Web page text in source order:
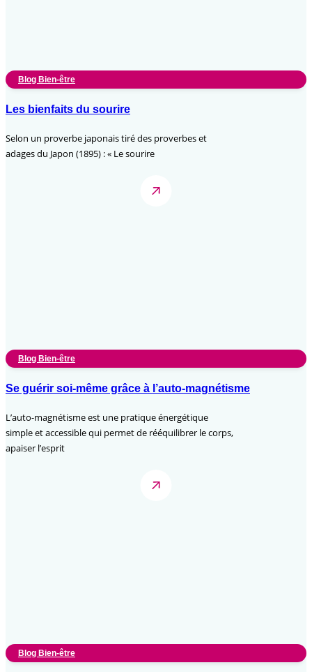
Blog Bien-être
Les bienfaits du sourire
Selon un proverbe japonais tiré des proverbes et
adages du Japon (1895) : « Le sourire
Blog Bien-être
Se guérir soi-même grâce à l’auto-magnétisme
L’auto-magnétisme est une pratique énergétique
simple et accessible qui permet de rééquilibrer le corps,
apaiser l’esprit
Blog Bien-être